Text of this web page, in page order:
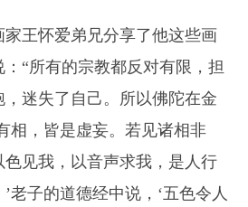
王怀爱弟兄分享了他这些画
“所有的宗教都反对有限，担
迷失了自己。所以佛陀在金
相，皆是虚妄。若见诸相非
见我，以音声求我，是人行
老子的道德经中说，‘五色令人